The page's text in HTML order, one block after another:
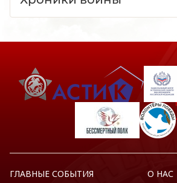
ГЛАВНЫЕ СОБЫТИЯ О НАС